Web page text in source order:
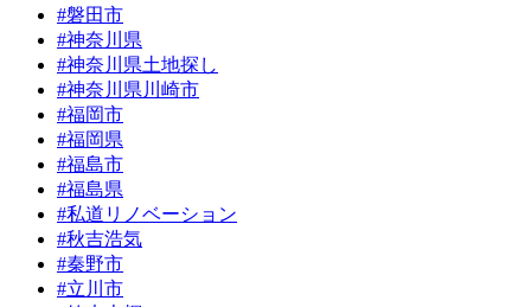
#磐田市
#神奈川県
#神奈川県土地探し
#神奈川県川崎市
#福岡市
#福岡県
#福島市
#福島県
#私道リノベーション
#秋吉浩気
#秦野市
#立川市